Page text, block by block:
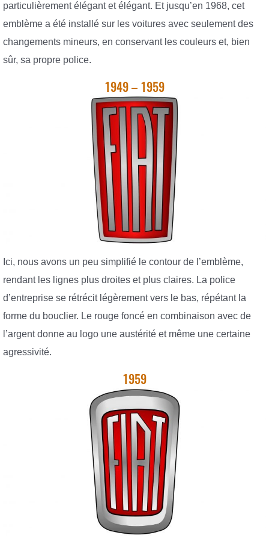
particulièrement élégant et élégant. Et jusqu’en 1968, cet
emblème a été installé sur les voitures avec seulement des
changements mineurs, en conservant les couleurs et, bien
sûr, sa propre police.
1949 – 1959
Ici, nous avons un peu simplifié le contour de l’emblème,
rendant les lignes plus droites et plus claires. La police
d’entreprise se rétrécit légèrement vers le bas, répétant la
forme du bouclier. Le rouge foncé en combinaison avec de
l’argent donne au logo une austérité et même une certaine
agressivité.
1959